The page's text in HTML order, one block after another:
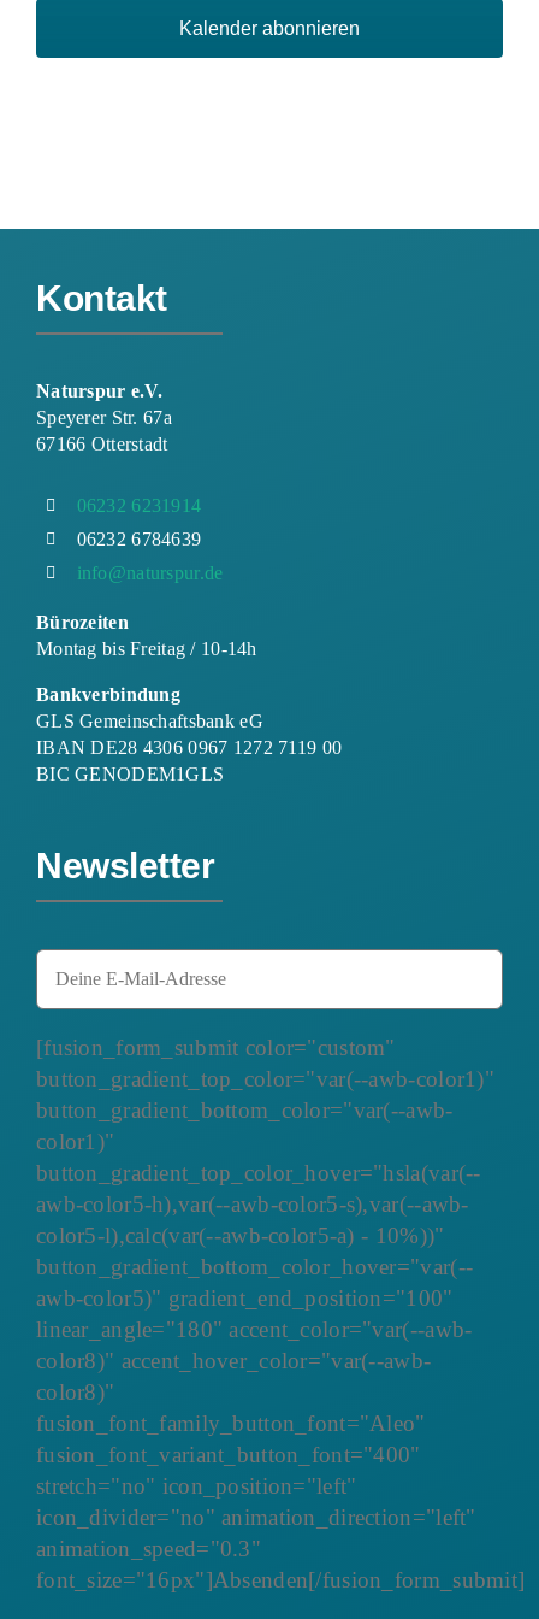
Kalender abonnieren
Kontakt
Naturspur e.V.
Speyerer Str. 67a
67166 Otterstadt
06232 6231914
06232 6784639
info@naturspur.de
Bürozeiten
Montag bis Freitag / 10-14h
Bankverbindung
GLS Gemeinschaftsbank eG
IBAN DE28 4306 0967 1272 7119 00
BIC GENODEM1GLS
Newsletter
[fusion_form_submit color="custom"
button_gradient_top_color="var(--awb-color1)"
button_gradient_bottom_color="var(--awb-
color1)"
button_gradient_top_color_hover="hsla(var(--
awb-color5-h),var(--awb-color5-s),var(--awb-
color5-l),calc(var(--awb-color5-a) - 10%))"
button_gradient_bottom_color_hover="var(--
awb-color5)" gradient_end_position="100"
linear_angle="180" accent_color="var(--awb-
color8)" accent_hover_color="var(--awb-
color8)"
fusion_font_family_button_font="Aleo"
fusion_font_variant_button_font="400"
stretch="no" icon_position="left"
icon_divider="no" animation_direction="left"
animation_speed="0.3"
font_size="16px"]Absenden[/fusion_form_submit]